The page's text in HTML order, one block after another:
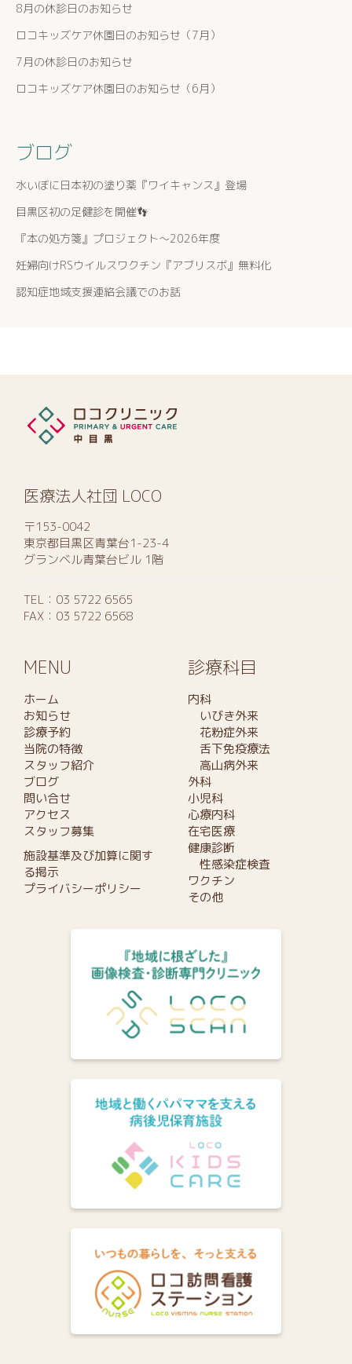
8月の休診日のお知らせ
ロコキッズケア休園日のお知らせ（7月）
7月の休診日のお知らせ
ロコキッズケア休園日のお知らせ（6月）
ブログ
水いぼに日本初の塗り薬『ワイキャンス』登場
目黒区初の足健診を開催👣
『本の処方箋』プロジェクト〜2026年度
妊婦向けRSウイルスワクチン『アブリスボ』無料化
認知症地域支援連絡会議でのお話
医療法人社団 LOCO
〒153-0042
東京都目黒区青葉台1-23-4
グランベル青葉台ビル 1階
TEL： 03 5722 6565
FAX：03 5722 6568
MENU
ホーム
お知らせ
診療予約
当院の特徴
スタッフ紹介
ブログ
問い合せ
アクセス
スタッフ募集
施設基準及び加算に関す
る掲示
プライバシーポリシー
診療科目
内科
いびき外来
花粉症外来
舌下免疫療法
高山病外来
外科
小児科
心療内科
在宅医療
健康診断
性感染症検査
ワクチン
その他